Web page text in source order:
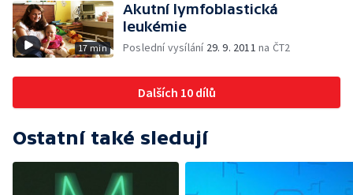
17 min
Akutní lymfoblastická
leukémie
Poslední vysílání 29. 9. 2011 na ČT2
Dalších 10 dílů
Ostatní také sledují